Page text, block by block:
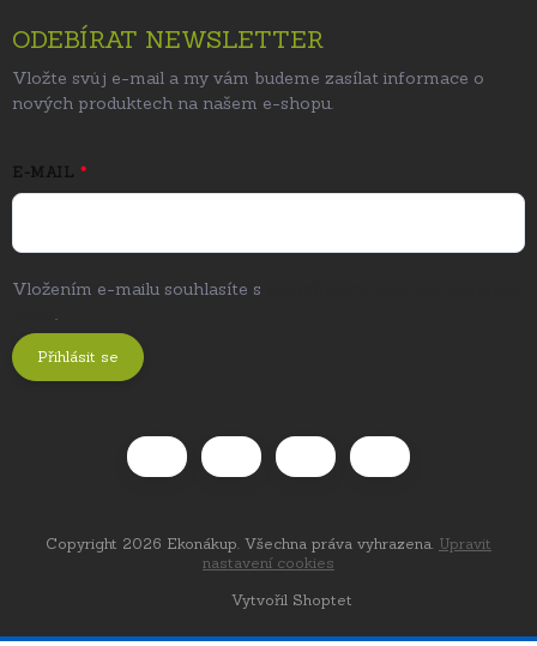
ODEBÍRAT NEWSLETTER
Vložte svůj e-mail a my vám budeme zasílat informace o
nových produktech na našem e-shopu.
E-MAIL
Vložením e-mailu souhlasíte s
.
Přihlásit se
Vytvořil Shoptet
Copyright 2026 Ekonákup . Všechna práva vyhrazena. Upravit
nastavení cookies